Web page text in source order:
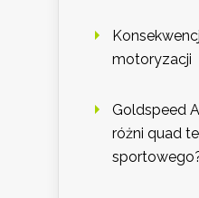
motoryzacji
Goldspeed
różni quad